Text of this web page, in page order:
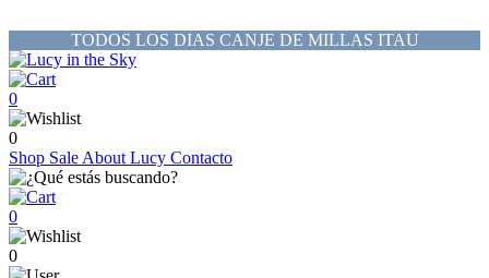
TODOS LOS DIAS CANJE DE MILLAS ITAU
0
0
Shop Sale About Lucy Contacto
0
0